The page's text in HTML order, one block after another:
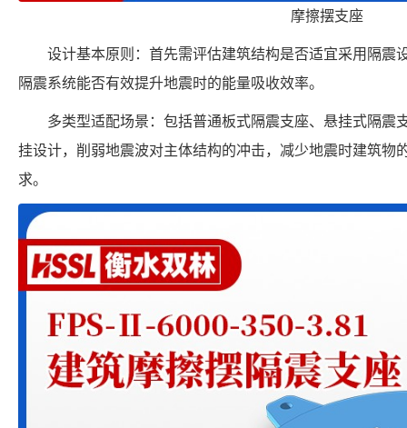
摩擦摆支座
设计基本原则：首先需评估建筑结构是否适宜采用隔震
隔震系统能否有效提升地震时的能量吸收效率。
多类型适配场景：包括普通板式隔震支座、悬挂式隔震
挂设计，削弱地震波对主体结构的冲击，减少地震时建筑物
求。